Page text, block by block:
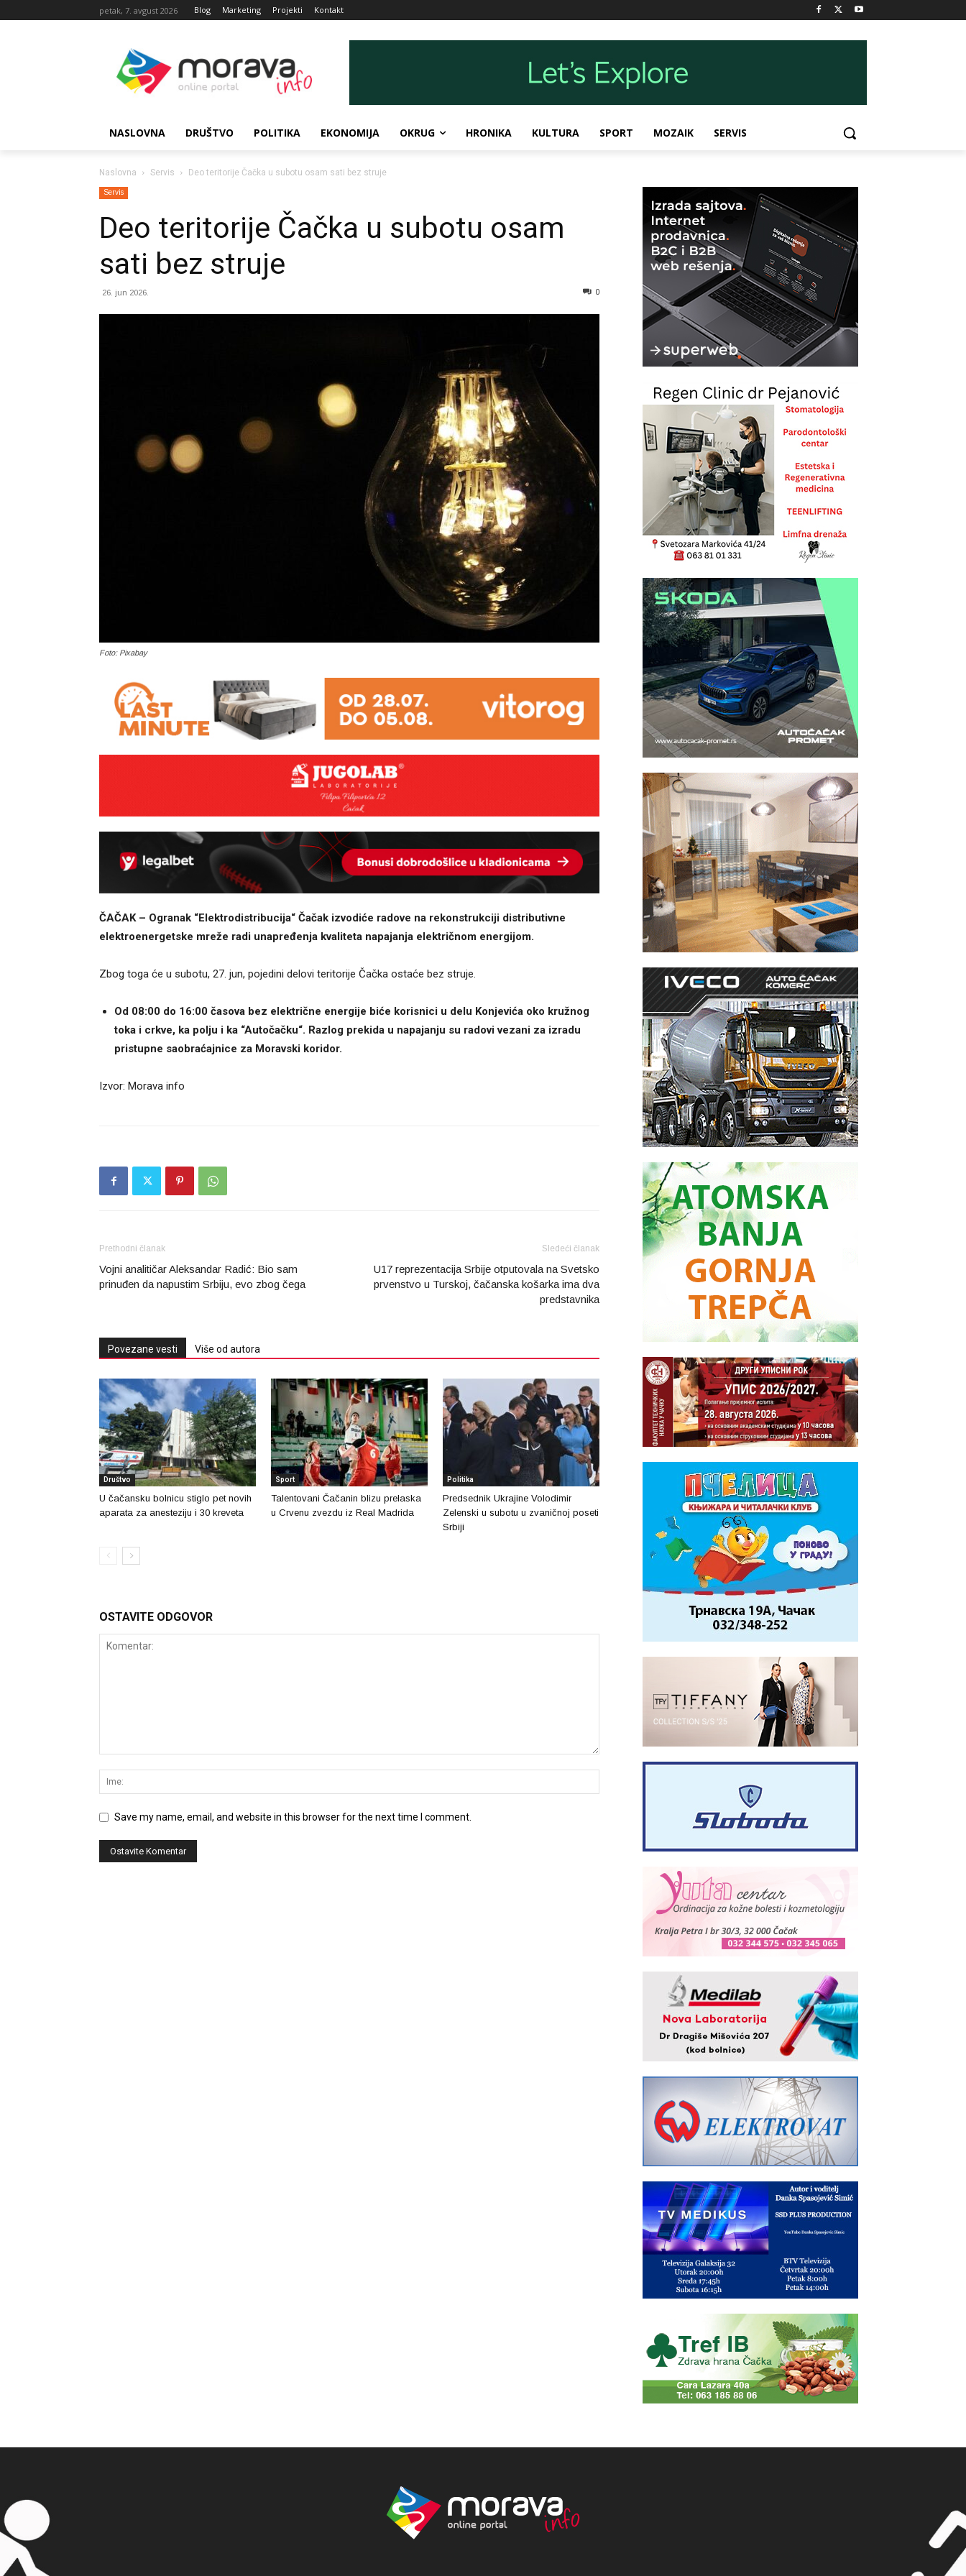
petak, 7. avgust 2026 Blog Marketing Projekti Kontakt
NASLOVNA DRUŠTVO POLITIKA EKONOMIJA OKRUG HRONIKA KULTURA SPORT MOZAIK SERVIS
Naslovna Servis Deo teritorije Čačka u subotu osam sati bez struje
Servis
Deo teritorije Čačka u subotu osam
sati bez struje
26. jun 2026. 0
Foto: Pixabay
ČAČAK – Ogranak “Elektrodistribucija“ Čačak izvodiće radove na rekonstrukciji distributivne
elektroenergetske mreže radi unapređenja kvaliteta napajanja električnom energijom.
Zbog toga će u subotu, 27. jun, pojedini delovi teritorije Čačka ostaće bez struje.
Od 08:00 do 16:00 časova bez električne energije biće korisnici u delu Konjevića oko kružnog
toka i crkve, ka polju i ka “Autočačku“. Razlog prekida u napajanju su radovi vezani za izradu
pristupne saobraćajnice za Moravski koridor.
Izvor: Morava info
Prethodni članak
Vojni analitičar Aleksandar Radić: Bio sam
prinuđen da napustim Srbiju, evo zbog čega
Sledeći članak
U17 reprezentacija Srbije otputovala na Svetsko
prvenstvo u Turskoj, čačanska košarka ima dva
predstavnika
Povezane vesti Više od autora
Društvo
U čačansku bolnicu stiglo pet novih
aparata za anesteziju i 30 kreveta
Sport
Talentovani Čačanin blizu prelaska
u Crvenu zvezdu iz Real Madrida
Politika
Predsednik Ukrajine Volodimir
Zelenski u subotu u zvaničnoj poseti
Srbiji
OSTAVITE ODGOVOR
Save my name, email, and website in this browser for the next time I comment.